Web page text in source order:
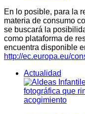
En lo posible, para la
materia de consumo
se buscará la
como plataforma de
encuentra disponible
http://ec.europa.eu/
Actualidad